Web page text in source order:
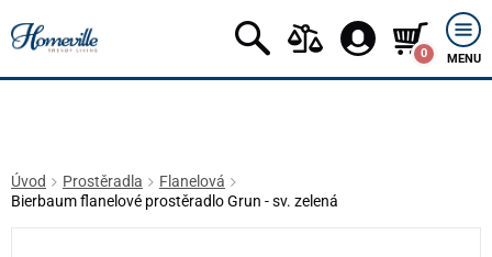
0 MENU
Úvod Prostěradla
Flanelová
Bierbaum flanelové prostěradlo Grun - sv. zelená